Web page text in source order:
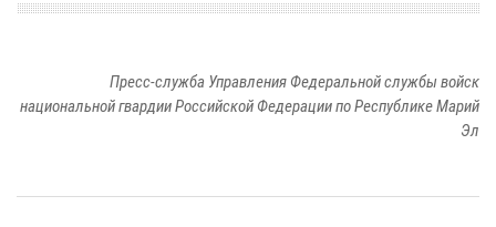
Пресс-служба Управления Федеральной службы войск
национальной гвардии Российской Федерации по Республике Марий
Эл